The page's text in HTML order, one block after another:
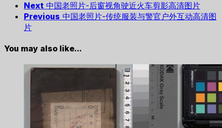
Next 中国老照片-后窗视角驶近火车剪影高清图片
Previous 中国老照片-传统服装与警官户外互动高清图
片
You may also like...